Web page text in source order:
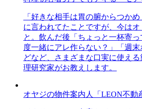
「好きな相手は胃の腑からつか
に言われてたことですが、今はオ
と。飲んだ後「ちょっと一杯寄
度一緒にアレ作らない？」「週
どなど、さまざまな口実に使え
理研究家がお教えします。
オヤジの物件案内人「LEON不動